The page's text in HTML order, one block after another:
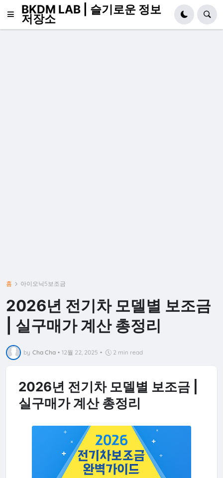
BKDM LAB | 슬기로운 정보
저장소
홈 아이오닉5보조금
2026년 전기차 모델별 보조금
| 실구매가 계산 총정리
by Cha Cha • 12월 22, 2025 • 2 min read
2026년 전기차 모델별 보조금 |
실구매가 계산 총정리